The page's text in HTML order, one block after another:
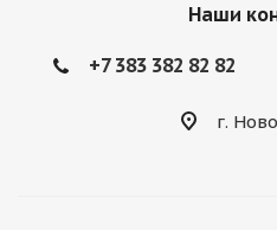
Наши
+7 383 382 82 82
г.